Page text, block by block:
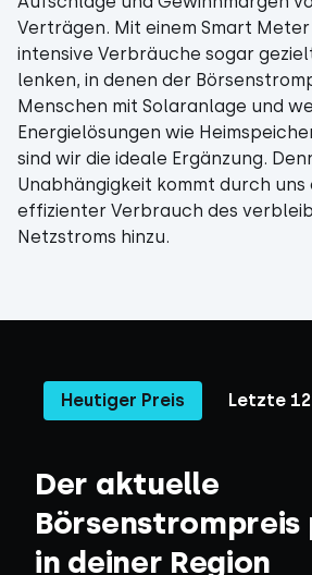
Verträgen. Mit einem Smart
intensive Verbräuche sogar
lenken, in denen der
Menschen mit Solaranlage und
Energielösungen wie
sind wir die ideale Ergänzung.
Unabhängigkeit kommt durch uns
effizienter Verbrauch des
Netzstroms hinzu.
Heutiger Preis Letzte
Der aktuelle
Börsenstrompreis
in deiner Region